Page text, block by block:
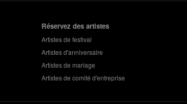
Réservez des artistes
Artistes de festival
Artistes d'anniversaire
Artistes de mariage
Artistes de comité d'entreprise